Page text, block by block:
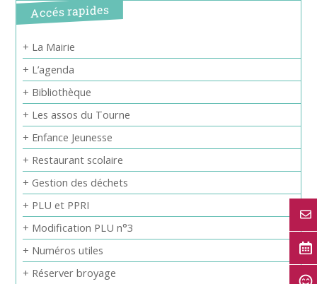
Accés rapides
+ La Mairie
+ L’agenda
+ Bibliothèque
+ Les assos du Tourne
+ Enfance Jeunesse
+ Restaurant scolaire
+ Gestion des déchets
+ PLU et PPRI
+ Modification PLU n°3
+ Numéros utiles
+ Réserver broyage